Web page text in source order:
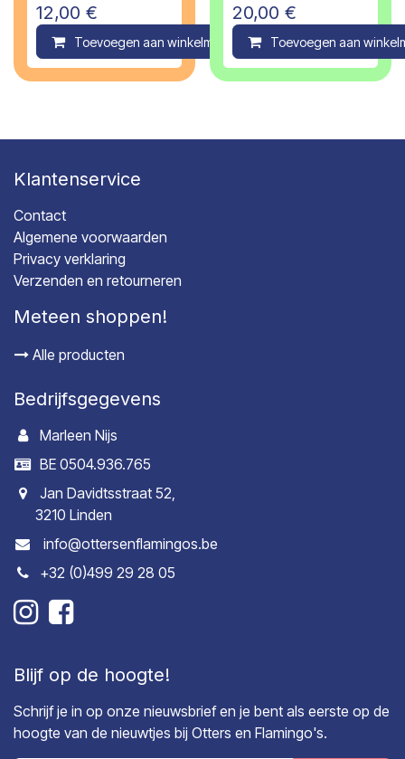
12,00 €
Toevoegen aan winkelmandje Compare
20,00 €
Toevoegen aan
Klantenservice
Contact
Algemene voorwaarden
Privacy verklaring
Verzenden en retourneren
Meteen shoppen!
Alle producten
Bedrijfsgegevens
Marleen Nijs
BE 0504.936.765
Jan Davidtsstraat 52,
3210 Linden
info@ottersenflamingos.be
+32 (0)499 29 28 05
Blijf op de hoogte!
Schrijf je in op onze nieuwsbrief en je bent als eerste op de
hoogte van de nieuwtjes bij Otters en Flamingo's.